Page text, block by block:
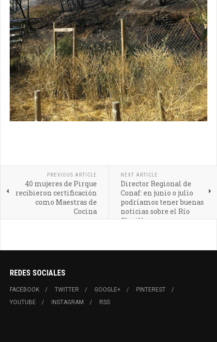
PREVIOUS ARTICLE
40 mujeres de Pirque
recibieron certificación
como Maestras de
Cocina
NEXT ARTICLE
Director Regional de
Conaf: en junio o julio
podríamos tener buenas
noticias sobre el Río
Clarillo
REDES SOCIALES
FACEBOOK TWITTER GOOGLE+
PINTEREST
YOUTUBE
INSTAGRAM RSS